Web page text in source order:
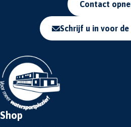
Contact
Schrijf u in voor
Shop